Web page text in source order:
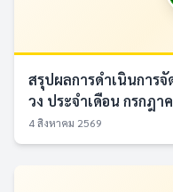
สรุปผลการดำเนินการ
วง ประจำเดือน กรกฎา
4 สิงหาคม 2569